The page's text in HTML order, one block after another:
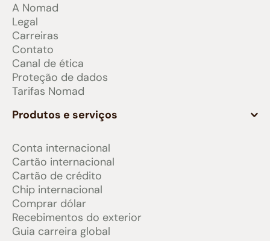
A Nomad
Legal
Carreiras
Contato
Canal de ética
Proteção de dados
Tarifas Nomad
Produtos e serviços
Conta internacional
Cartão internacional
Cartão de crédito
Chip internacional
Comprar dólar
Recebimentos do exterior
Guia carreira global